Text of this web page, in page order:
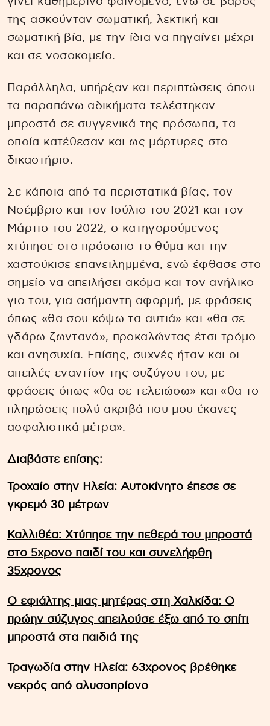
της ασκούνταν σωματική, λεκτική και
σωματική βία, με την ίδια να πηγαίνει μέχρι
και σε νοσοκομείο.
Παράλληλα, υπήρξαν και περιπτώσεις όπου
τα παραπάνω αδικήματα τελέστηκαν
μπροστά σε συγγενικά της πρόσωπα, τα
οποία κατέθεσαν και ως μάρτυρες στο
δικαστήριο.
Σε κάποια από τα περιστατικά βίας, τον
Νοέμβριο και τον Ιούλιο του 2021 και τον
Μάρτιο του 2022, ο κατηγορούμενος
χτύπησε στο πρόσωπο το θύμα και την
χαστούκισε επανειλημμένα, ενώ έφθασε στο
σημείο να απειλήσει ακόμα και τον ανήλικο
γιο του, για ασήμαντη αφορμή, με φράσεις
όπως «θα σου κόψω τα αυτιά» και «θα σε
γδάρω ζωντανό», προκαλώντας έτσι τρόμο
και ανησυχία. Επίσης, συχνές ήταν και οι
απειλές εναντίον της συζύγου του, με
φράσεις όπως «θα σε τελειώσω» και «θα το
πληρώσεις πολύ ακριβά που μου έκανες
ασφαλιστικά μέτρα».
Διαβάστε επίσης:
Τροχαίο στην Ηλεία: Αυτοκίνητο έπεσε σε
γκρεμό 30 μέτρων
Καλλιθέα: Χτύπησε την πεθερά του μπροστά
στο 5χρονο παιδί του και συνελήφθη
35χρονος
Ο εφιάλτης μιας μητέρας στη Χαλκίδα: Ο
πρώην σύζυγος απειλούσε έξω από το σπίτι
μπροστά στα παιδιά της
Τραγωδία στην Ηλεία: 63χρονος βρέθηκε
νεκρός από αλυσοπρίονο